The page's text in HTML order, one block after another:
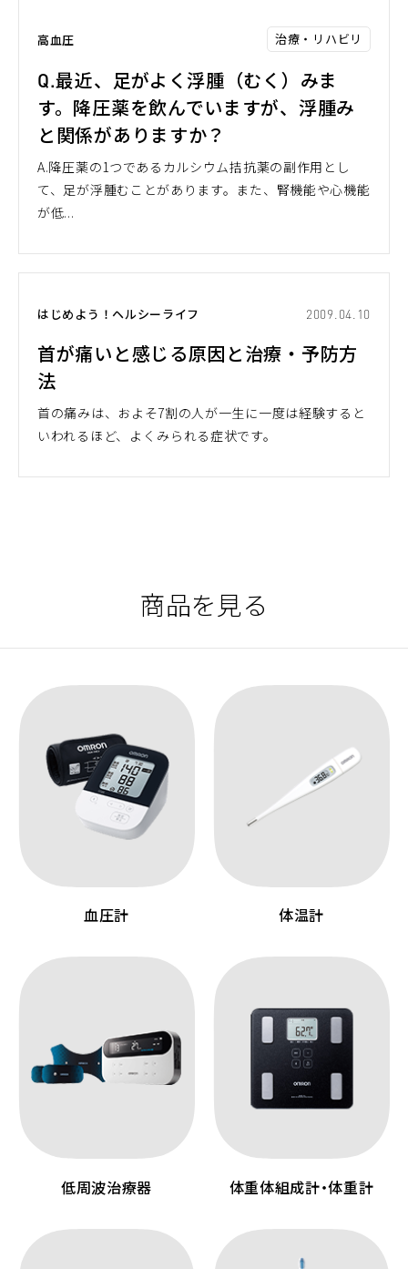
高血圧 治療・リハビリ
Q.最近、足がよく浮腫（むく）みま
す。降圧薬を飲んでいますが、浮腫み
と関係がありますか？
A.降圧薬の1つであるカルシウム拮抗薬の副作用とし
て、足が浮腫むことがあります。また、腎機能や心機能
が低...
はじめよう！ヘルシーライフ 2009.04.10
首が痛いと感じる原因と治療・予防方
法
首の痛みは、およそ7割の人が一生に一度は経験すると
いわれるほど、よくみられる症状です。
商品を見る
血圧計 体温計
低周波治療器 体重体組成計・体重計